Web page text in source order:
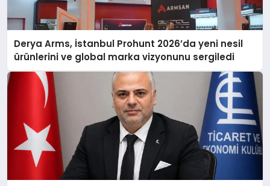
Derya Arms, İstanbul Prohunt 2026’da yeni nesil
ürünlerini ve global marka vizyonunu sergiledi